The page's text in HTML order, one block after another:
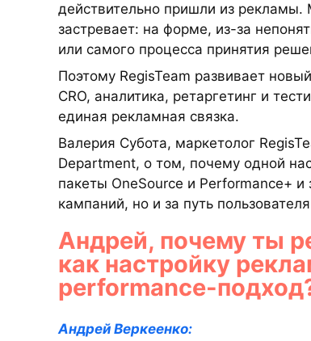
действительно пришли из рекламы.
застревает: на форме, из-за
или самого процесса принятия
Поэтому RegisTeam развивает
CRO, аналитика, ретаргетинг и
единая рекламная связка.
Валерия Субота, маркетолог
Department, о том, почему одной
пакеты OneSource и Performance+ и
кампаний, но и за путь
Андрей, почему ты
как настройку
performance-
Андрей Веркеенко: